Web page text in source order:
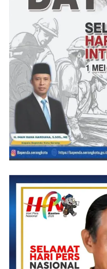
Lalu, terduga pelanggar
dengan baik selama di
lancar dan terbuka. Terduga
masih berusia 24 tahun, masih
yang baik apalagi dia sudah
berjanji tidak akan mengulangi
Kemudian, adanya permintaan
kepada keluarga Brigadir J, di
Pengadilan Negeri Jakarta
mendatangi pihak keluarga
maaf atas perbuatan yang
memberikan maaf.
Semua tindakan yang
keadaan terpaksa dan karena
atasan. Terduga pelangga
Tamtama Polri tak berani
dan saudara FS karena selain
saudara FS dengan terduga
Dengan bantuan terduga,